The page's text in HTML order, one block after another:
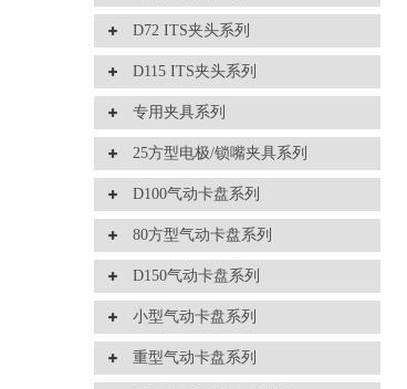
D72 ITS夹头系列
D115 ITS夹头系列
专用夹具系列
25方型电极/锁嘴夹具系列
D100气动卡盘系列
80方型气动卡盘系列
D150气动卡盘系列
小型气动卡盘系列
重型气动卡盘系列